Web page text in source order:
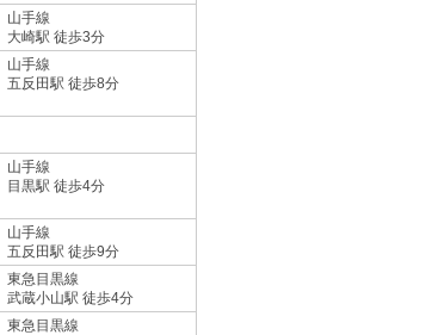
山手線
大崎駅 徒歩3分
山手線
五反田駅 徒歩8分
山手線
目黒駅 徒歩4分
山手線
五反田駅 徒歩9分
東急目黒線
武蔵小山駅 徒歩4分
東急目黒線